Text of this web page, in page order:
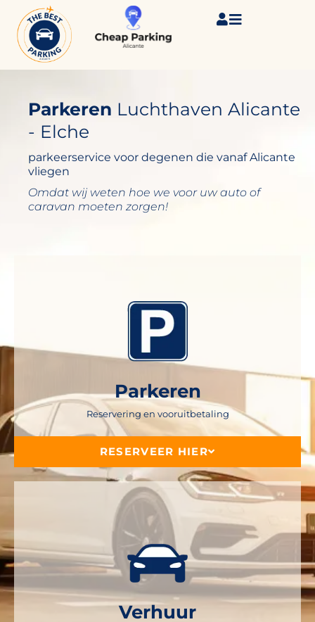
naar
inhoud
Parkeren Luchthaven Alicante
- Elche
parkeerservice voor degenen die vanaf Alicante
vliegen
Omdat wij weten hoe we voor uw auto of
caravan moeten zorgen!
Parkeren
Reservering en vooruitbetaling
RESERVEER HIER
Verhuur